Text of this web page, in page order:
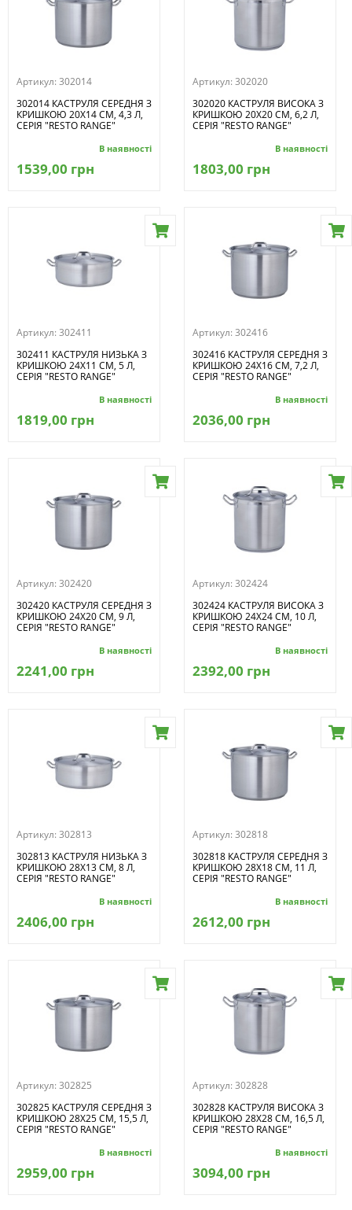
Артикул: 302014
302014 КАСТРУЛЯ СЕРЕДНЯ З
КРИШКОЮ 20Х14 СМ, 4,3 Л,
СЕРІЯ "RESTO RANGE"
В наявності
1539,00 грн
Артикул: 302020
302020 КАСТРУЛЯ ВИСОКА З
КРИШКОЮ 20Х20 СМ, 6,2 Л,
СЕРІЯ "RESTO RANGE"
В наявності
1803,00 грн
Артикул: 302411
302411 КАСТРУЛЯ НИЗЬКА З
КРИШКОЮ 24Х11 СМ, 5 Л,
СЕРІЯ "RESTO RANGE"
В наявності
1819,00 грн
Артикул: 302416
302416 КАСТРУЛЯ СЕРЕДНЯ З
КРИШКОЮ 24Х16 СМ, 7,2 Л,
СЕРІЯ "RESTO RANGE"
В наявності
2036,00 грн
Артикул: 302420
302420 КАСТРУЛЯ СЕРЕДНЯ З
КРИШКОЮ 24Х20 СМ, 9 Л,
СЕРІЯ "RESTO RANGE"
В наявності
2241,00 грн
Артикул: 302424
302424 КАСТРУЛЯ ВИСОКА З
КРИШКОЮ 24Х24 СМ, 10 Л,
СЕРІЯ "RESTO RANGE"
В наявності
2392,00 грн
Артикул: 302813
302813 КАСТРУЛЯ НИЗЬКА З
КРИШКОЮ 28Х13 СМ, 8 Л,
СЕРІЯ "RESTO RANGE"
В наявності
2406,00 грн
Артикул: 302818
302818 КАСТРУЛЯ СЕРЕДНЯ З
КРИШКОЮ 28Х18 СМ, 11 Л,
СЕРІЯ "RESTO RANGE"
В наявності
2612,00 грн
Артикул: 302825
302825 КАСТРУЛЯ СЕРЕДНЯ З
КРИШКОЮ 28Х25 СМ, 15,5 Л,
СЕРІЯ "RESTO RANGE"
В наявності
2959,00 грн
Артикул: 302828
302828 КАСТРУЛЯ ВИСОКА З
КРИШКОЮ 28Х28 СМ, 16,5 Л,
СЕРІЯ "RESTO RANGE"
В наявності
3094,00 грн